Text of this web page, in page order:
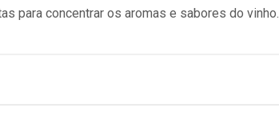
para concentrar os aromas e sabores do vinho.